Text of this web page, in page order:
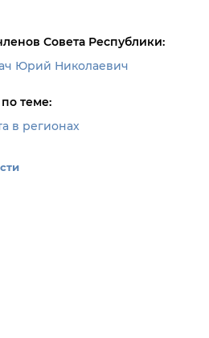
Совета Республики:
Юрий Николаевич
теме:
в регионах